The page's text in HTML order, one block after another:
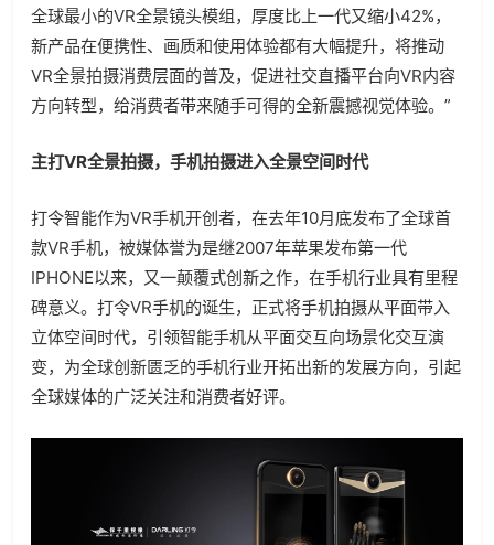
全球最小的VR全景镜头模组，厚度比上一代又缩小42%，
新产品在便携性、画质和使用体验都有大幅提升，将推动
VR全景拍摄消费层面的普及，促进社交直播平台向VR内容
方向转型，给消费者带来随手可得的全新震撼视觉体验。”
主打VR全景拍摄，手机拍摄进入全景空间时代
打令智能作为VR手机开创者，在去年10月底发布了全球首
款VR手机，被媒体誉为是继2007年苹果发布第一代
IPHONE以来，又一颠覆式创新之作，在手机行业具有里程
碑意义。打令VR手机的诞生，正式将手机拍摄从平面带入
立体空间时代，引领智能手机从平面交互向场景化交互演
变，为全球创新匮乏的手机行业开拓出新的发展方向，引起
全球媒体的广泛关注和消费者好评。